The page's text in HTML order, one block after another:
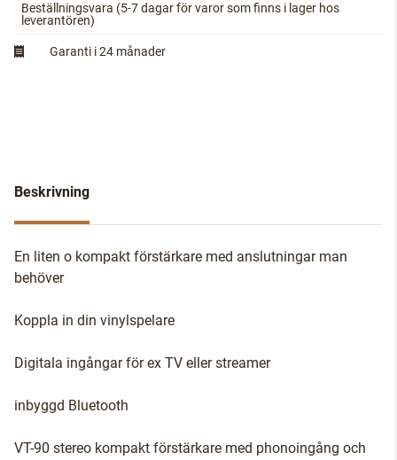
Beställningsvara (5-7 dagar för varor som finns i lager hos
leverantören)
Garanti i 24 månader
Beskrivning
En liten o kompakt förstärkare med anslutningar man
behöver
Koppla in din vinylspelare
Digitala ingångar för ex TV eller streamer
inbyggd Bluetooth
VT-90 stereo kompakt förstärkare med phonoingång och